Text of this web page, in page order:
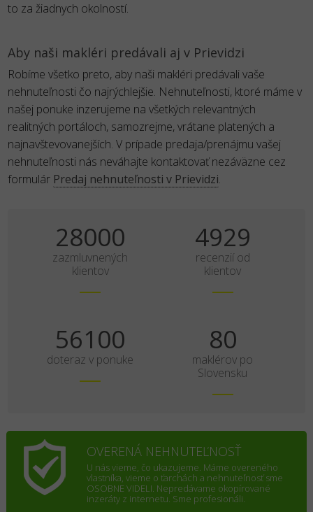
to za žiadnych okolností.
Aby naši makléri predávali aj v Prievidzi
Robíme všetko preto, aby naši makléri predávali vaše
nehnuteľnosti čo najrýchlejšie. Nehnuteľnosti, ktoré máme v
našej ponuke inzerujeme na všetkých relevantných
realitných portáloch, samozrejme, vrátane platených a
najnavštevovanejších. V prípade predaja/prenájmu vašej
nehnuteľnosti nás neváhajte kontaktovať nezáväzne cez
formulár Predaj nehnuteľnosti v Prievidzi.
35000
zazmluvnených
klientov
6161
recenzií od
klientov
70125
doteraz v ponuke
100
maklérov po
Slovensku
OVERENÁ NEHNUTEĽNOSŤ
U nás vieme, čo ukazujeme. Máme overeného
vlastníka, vieme o ťarchách a nehnuteľnosť sme
OSOBNE VIDELI. Nepredávame okopírované
inzeráty z internetu. Sme profesionáli.